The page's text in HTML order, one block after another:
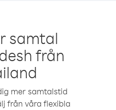
samtal
från
mer samtalstid
från våra flexibla